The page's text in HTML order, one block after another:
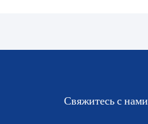
Свяжитесь с нами